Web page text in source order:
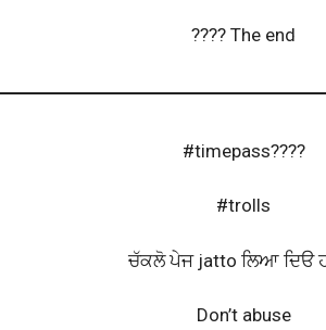
???? The end
#timepass????
#trolls
ਚੱਕਲੋ ਪੇਜ jatto ਲਿਆ ਦਿੳ
Don’t abuse